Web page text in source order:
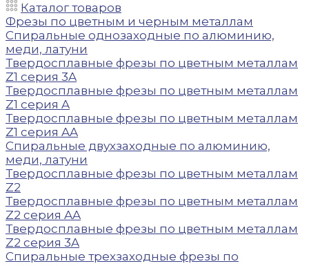
Каталог товаров
Фрезы по цветным и черным металлам
Спиральные однозаходные по алюминию,
меди, латуни
Твердосплавные фрезы по цветным металлам
Z1 серия 3A
Твердосплавные фрезы по цветным металлам
Z1 серия A
Твердосплавные фрезы по цветным металлам
Z1 серия AA
Спиральные двухзаходные по алюминию,
меди, латуни
Твердосплавные фрезы по цветным металлам
Z2
Твердосплавные фрезы по цветным металлам
Z2 серия AA
Твердосплавные фрезы по цветным металлам
Z2 серия 3A
Спиральные трехзаходные фрезы по